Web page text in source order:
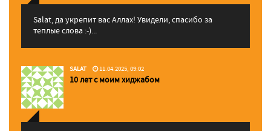
Salat, да укрепит вас Аллаx! Увидели, спасибо за
теплые слова :-)...
SALAT 11.04.2025, 09:02
10 лет с моим хиджабом